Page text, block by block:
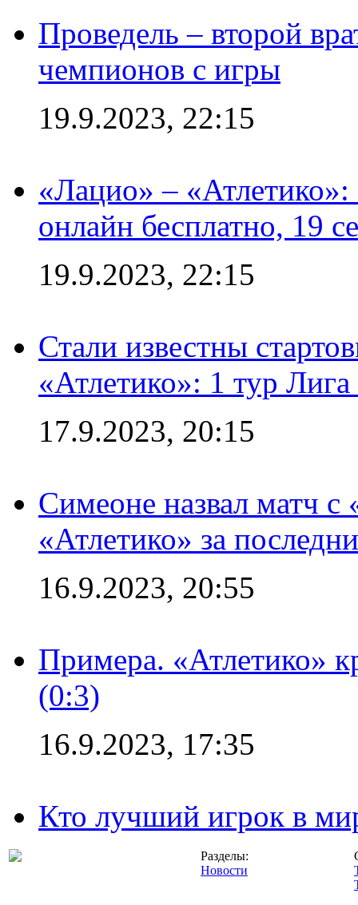
Проведель – второй
чемпионов с игры
19.9.2023, 22:15
«Лацио» –
онлайн бесплатно, 19
19.9.2023, 22:15
Стали известны
«Атлетико»: 1 тур
17.9.2023, 20:15
Симеоне назвал матч
«Атлетико» за
16.9.2023, 20:55
Примера. «Атлетико»
(0:3)
16.9.2023, 17:35
Кто лучший игрок в
Разделы:
Новости